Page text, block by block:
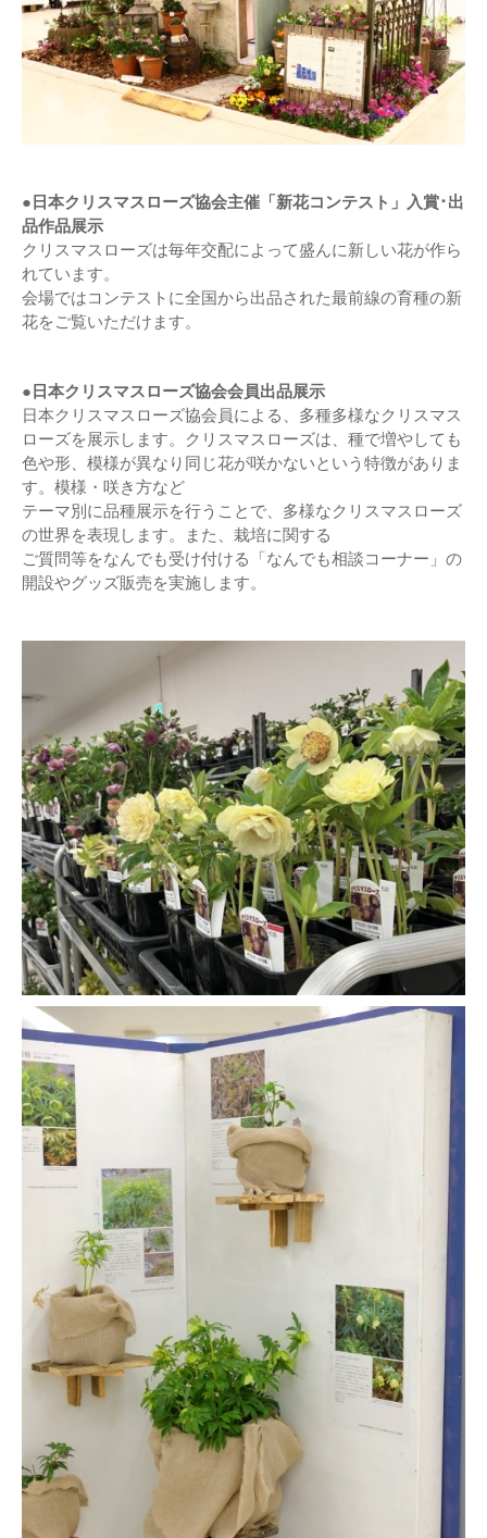
●日本クリスマスローズ協会主催「新花コンテスト」入賞･出
品作品展示
クリスマスローズは毎年交配によって盛んに新しい花が作ら
れています。
会場ではコンテストに全国から出品された最前線の育種の新
花をご覧いただけます。
●日本クリスマスローズ協会会員出品展示
日本クリスマスローズ協会員による、多種多様なクリスマス
ローズを展示します。クリスマスローズは、種で増やしても
色や形、模様が異なり同じ花が咲かないという特徴がありま
す。模様・咲き方など
テーマ別に品種展示を行うことで、多様なクリスマスローズ
の世界を表現します。また、栽培に関する
ご質問等をなんでも受け付ける「なんでも相談コーナー」の
開設やグッズ販売を実施します。